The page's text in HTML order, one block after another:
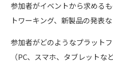
参加者がイベントから求める
トワーキング、新製品の発表な
参加者がどのようなプラット
（PC、スマホ、タブレットなど